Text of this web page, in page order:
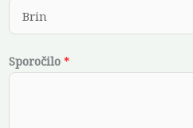
o
v
S
Sporočilo *